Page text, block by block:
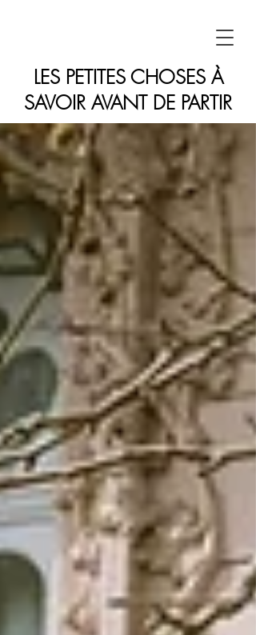
LES PETITES CHOSES À
SAVOIR AVANT DE PARTIR